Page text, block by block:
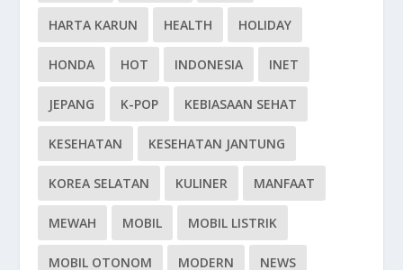
HARTA KARUN HEALTH HOLIDAY
HONDA HOT INDONESIA INET
JEPANG K-POP KEBIASAAN SEHAT
KESEHATAN KESEHATAN JANTUNG
KOREA SELATAN KULINER MANFAAT
MEWAH MOBIL MOBIL LISTRIK
MOBIL OTONOM MODERN NEWS